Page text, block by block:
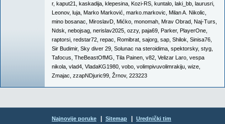
r, kaput21 kaskadija klepesina Kozi-RS kuntalo laki_bb laurusri
Leonov, luja Marko Marković marko.markovic Milan A. Nikolic
mino bosanac MiroslavD Mićko monomah Mrav Obrad Naj-Turs
Ndsk nebojsag nerislav2025 ozzy, paja69 Parker, PlayerOne
raptorsi redstar72 repac Romibrat sajorg sap Shilok Sinisa76
Sir Budimir, Sky diver 29 Solunac na steroidima spektorsky, styg
Tafocus TheBeastOfMG Tila Painen v82 Velizar Laro vespa
nikola vlad4 VladaKG1980 vobo volimpivuvolimrakiju wize
Zmajac zzapNDjuric99 Žrnov, 223223
Najnovije poruke Sitemap Urednički tim